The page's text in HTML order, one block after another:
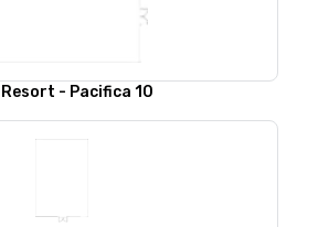
- Pacifica 10